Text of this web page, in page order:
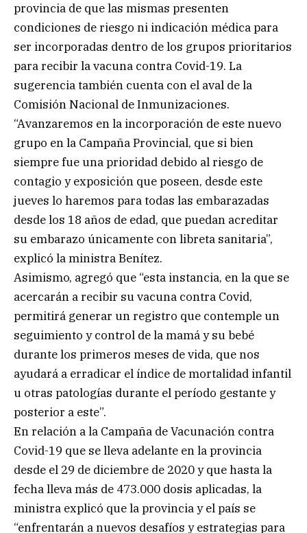
provincia de que las mismas presenten
condiciones de riesgo ni indicación médica para
ser incorporadas dentro de los grupos prioritarios
para recibir la vacuna contra Covid-19. La
sugerencia también cuenta con el aval de la
Comisión Nacional de Inmunizaciones.
“Avanzaremos en la incorporación de este nuevo
grupo en la Campaña Provincial, que si bien
siempre fue una prioridad debido al riesgo de
contagio y exposición que poseen, desde este
jueves lo haremos para todas las embarazadas
desde los 18 años de edad, que puedan acreditar
su embarazo únicamente con libreta sanitaria”,
explicó la ministra Benítez.
Asimismo, agregó que “esta instancia, en la que se
acercarán a recibir su vacuna contra Covid,
permitirá generar un registro que contemple un
seguimiento y control de la mamá y su bebé
durante los primeros meses de vida, que nos
ayudará a erradicar el índice de mortalidad infantil
u otras patologías durante el período gestante y
posterior a este”.
En relación a la Campaña de Vacunación contra
Covid-19 que se lleva adelante en la provincia
desde el 29 de diciembre de 2020 y que hasta la
fecha lleva más de 473.000 dosis aplicadas, la
ministra explicó que la provincia y el país se
“enfrentarán a nuevos desafíos y estrategias para